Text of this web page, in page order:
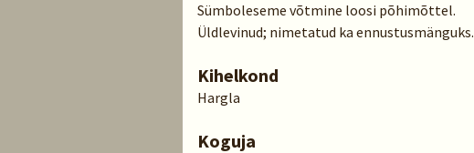
Sümboleseme võtmine loosi põhimõttel.
Üldlevinud; nimetatud ka ennustusmänguks.
Kihelkond
Hargla
Koguja